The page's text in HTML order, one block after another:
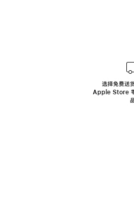
选择免费送
Apple Store